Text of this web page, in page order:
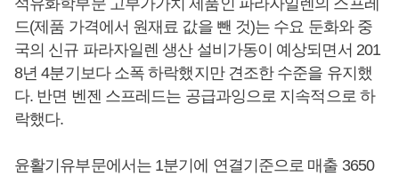
석유화학부문 고부가가치 제품인 파라자일렌의 스프레
드(제품 가격에서 원재료 값을 뺀 것)는 수요 둔화와 중
국의 신규 파라자일렌 생산 설비가동이 예상되면서 201
8년 4분기보다 소폭 하락했지만 견조한 수준을 유지했
다. 반면 벤젠 스프레드는 공급과잉으로 지속적으로 하
락했다.
윤활기유부문에서는 1분기에 연결기준으로 매출 3650